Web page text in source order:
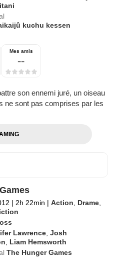
kuchu kessen
Mes amis
--
son ennemi juré, un oiseau
ne sont pas comprises par les
| 2h 22min | Action Drame
Lawrence ,Josh
Liam Hemsworth
The Hunger Games